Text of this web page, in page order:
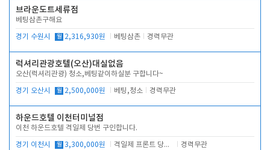
브라운도트세류점
베팅삼촌구해요
경기 수원시 월 2,316,930원 베팅삼촌 경력무관
럭셔리관광호텔(오산)대실없음
오산(럭셔리관광) 청소,베팅같이하실분 구합니다~
경기 오산시 월 2,500,000원 베팅,청소 경력무관
하운드호텔 이천터미널점
이천 하운드호텔 격일제 당번 구인합니다.
경기 이천시 월 3,300,000원 격일제 프론트 당번 업무로 주차 및 객실 점검 경력무관